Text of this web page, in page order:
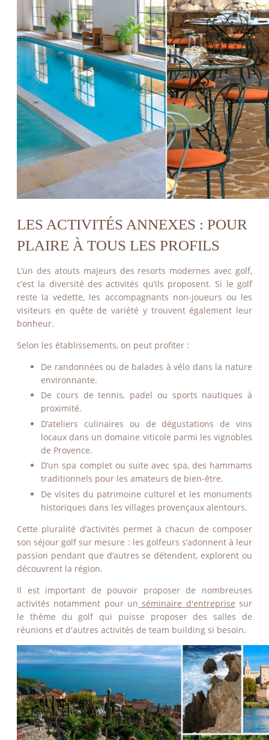
LES ACTIVITÉS ANNEXES : POUR
PLAIRE À TOUS LES PROFILS
L’un des atouts majeurs des resorts modernes avec golf,
c’est la diversité des activités qu’ils proposent. Si le golf
reste la vedette, les accompagnants non-joueurs ou les
visiteurs en quête de variété y trouvent également leur
bonheur.
Selon les établissements, on peut profiter :
De randonnées ou de balades à vélo dans la nature
environnante.
De cours de tennis, padel ou sports nautiques à
proximité.
D’ateliers culinaires ou de dégustations de vins
locaux dans un domaine viticole parmi les vignobles
de Provence.
D’un spa complet ou suite avec spa, des hammams
traditionnels pour les amateurs de bien-être.
De visites du patrimoine culturel et les monuments
historiques dans les villages provençaux alentours.
Cette pluralité d’activités permet à chacun de composer
son séjour golf sur mesure : les golfeurs s’adonnent à leur
passion pendant que d’autres se détendent, explorent ou
découvrent la région.
Il est important de pouvoir proposer de nombreuses
activités notamment pour un séminaire d'entreprise sur
le thème du golf qui puisse proposer des salles de
réunions et d'autres activités de team building si besoin.